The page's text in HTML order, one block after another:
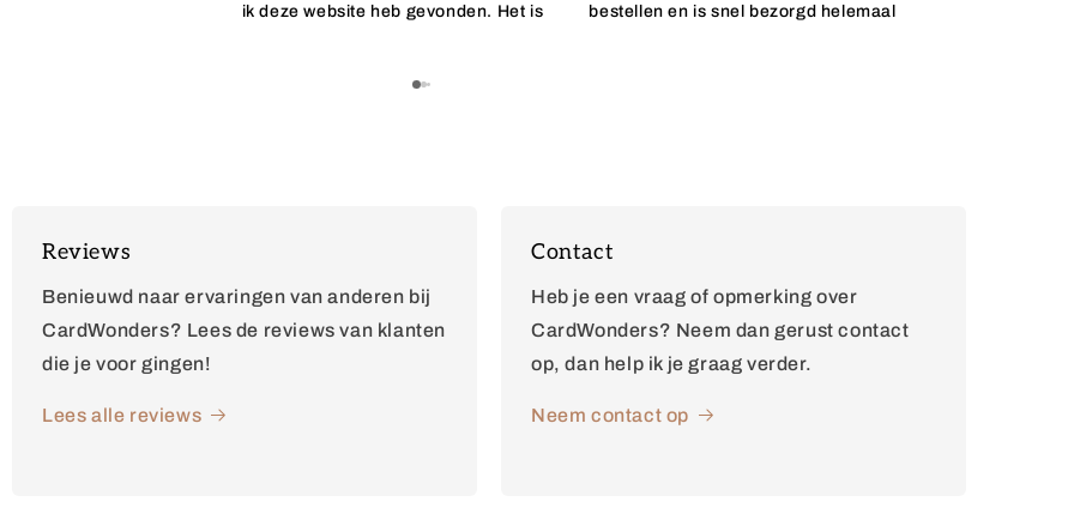
ik deze website heb gevonden. Het is
bestellingen ook nog eens superleuk
bestellen en is snel bezorgd helemaal
Reviews
Benieuwd naar ervaringen van anderen bij
CardWonders? Lees de reviews van klanten
die je voor gingen!
Lees alle reviews
Contact
Heb je een vraag of opmerking over
CardWonders? Neem dan gerust contact
op, dan help ik je graag verder.
Neem contact op